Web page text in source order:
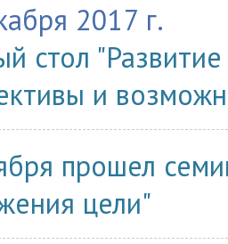
2017 г.
стол
и
прошел
цели"